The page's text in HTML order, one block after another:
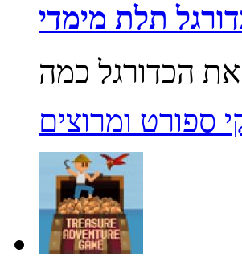
תלת מימדי
ספורט ומרוצים